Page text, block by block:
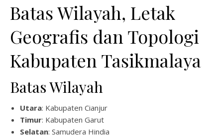
Batas Wilayah, Letak
Geografis dan Topologi
Kabupaten Tasikmalaya
Batas Wilayah
Utara: Kabupaten Cianjur
Timur: Kabupaten Garut
Selatan: Samudera Hindia